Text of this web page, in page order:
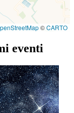
©CARTO
eventi